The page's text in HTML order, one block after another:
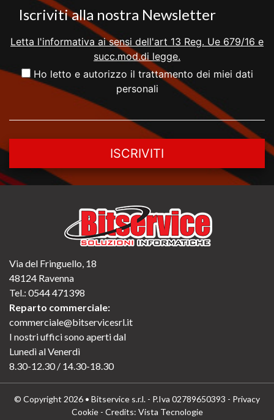
Iscriviti alla nostra Newsletter
Letta l'informativa ai sensi dell'art 13 Reg. Ue 679/16 e
succ.mod.di legge.
Ho letto e autorizzo il trattamento dei miei dati
personali
ISCRIVITI
Via del Fringuello, 18
48124 Ravenna
Tel.: 0544 471398
Reparto commerciale:
commerciale@bitservicesrl.it
I nostri uffici sono aperti dal
Lunedì al Venerdì
8.30-12.30 / 14.30-18.30
© Copyright 2026 • Bitservice s.r.l. - P.Iva 02789650393 - Privacy
Cookie- Credits: Vista Tecnologie